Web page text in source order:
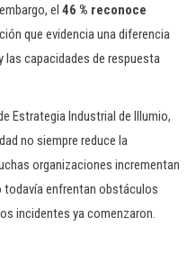
el 46 % reconoce
que evidencia una diferencia
capacidades de respuesta
Estrategia Industrial de Illumio,
no siempre reduce la
organizaciones incrementan
todavía enfrentan obstáculos
incidentes ya comenzaron.